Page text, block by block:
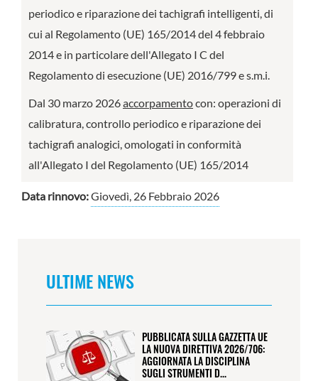
periodico e riparazione dei tachigrafi intelligenti, di
cui al Regolamento (UE) 165/2014 del 4 febbraio
2014 e in particolare dell'Allegato I C del
Regolamento di esecuzione (UE) 2016/799 e s.m.i.
Dal 30 marzo 2026accorpamentocon: operazioni di
calibratura, controllo periodico e riparazione dei
tachigrafi analogici, omologati in conformità
all'Allegato I del Regolamento (UE) 165/2014
Data rinnovo:Giovedì, 26 Febbraio 2026
ULTIME NEWS
PUBBLICATA SULLA GAZZETTA UE
LA NUOVA DIRETTIVA 2026/706:
AGGIORNATA LA DISCIPLINA
SUGLI STRUMENTI D...